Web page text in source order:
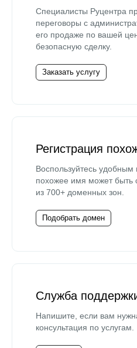
Специалисты Руцентра
переговоры с
его продаже по вашей
безопасную сделку.
Заказать услугу
Регистрация
Воспользуйтесь
похожее имя может быть
из 700+ доменных зон.
Подобрать домен
Служба
Напишите, если вам
консультация по услугам.